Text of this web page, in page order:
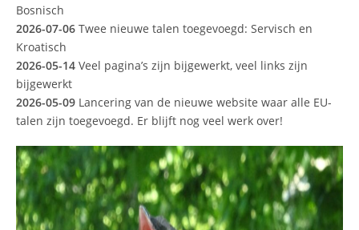
Bosnisch
2026-07-06 Twee nieuwe talen toegevoegd: Servisch en
Kroatisch
2026-05-14 Veel pagina’s zijn bijgewerkt, veel links zijn
bijgewerkt
2026-05-09 Lancering van de nieuwe website waar alle EU-
talen zijn toegevoegd. Er blijft nog veel werk over!